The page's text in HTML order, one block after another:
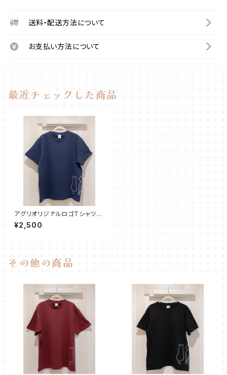
送料・配送方法について
お支払い方法について
最近チェックした商品
アグリオリジナルロゴTシャツ
【ネイビー】
¥2,500
その他の商品